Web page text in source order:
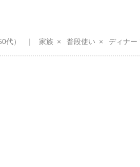
代） 家族 普段使い ディナー